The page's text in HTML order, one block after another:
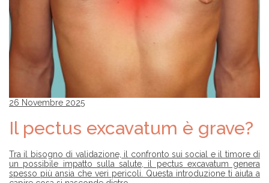
26 Novembre 2025
Il pectus excavatum è grave?
Tra il bisogno di validazione, il confronto sui social e il timore di
un possibile impatto sulla salute, il pectus excavatum genera
spesso più ansia che veri pericoli. Questa introduzione ti aiuta a